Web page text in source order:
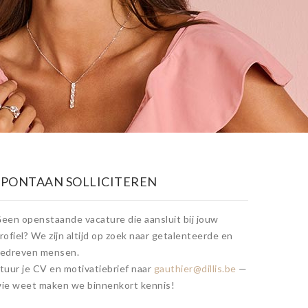
SOLLICITEREN
openstaande vacature die aansluit bij jouw
We zijn altijd op zoek naar getalenteerde en
mensen.
je CV en motivatiebrief naar gauthier@dillis.be —
weet maken we binnenkort kennis!